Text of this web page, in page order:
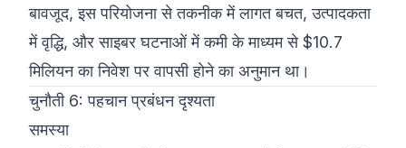
बावजूद, इस परियोजना से तकनीक में लागत बचत, उत्पादकता
में वृद्धि, और साइबर घटनाओं में कमी के माध्यम से $10.7
मिलियन का निवेश पर वापसी होने का अनुमान था।
चुनौती 6: पहचान प्रबंधन दृश्यता
समस्या